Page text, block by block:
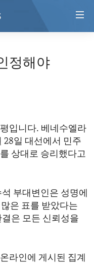
정해야
입니다. 베네수엘라
28일 대선에서 민주
상대로 승리했다고
부대변인은 성명에
은 표를 받았다는
은 모든 신뢰성을
라인에 게시된 집계